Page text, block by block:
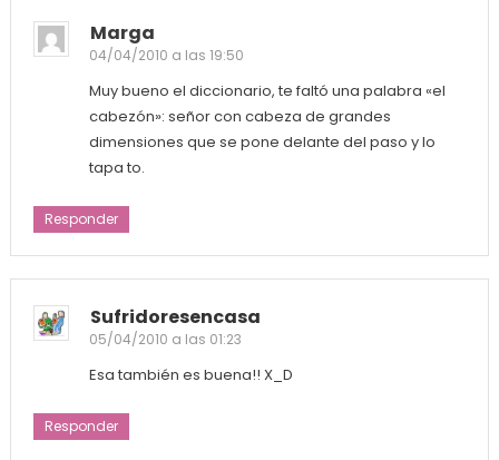
Marga
04/04/2010 a las 19:50
Muy bueno el diccionario, te faltó una palabra «el
cabezón»: señor con cabeza de grandes
dimensiones que se pone delante del paso y lo
tapa to.
Responder
Sufridoresencasa
05/04/2010 a las 01:23
Esa también es buena!! X_D
Responder